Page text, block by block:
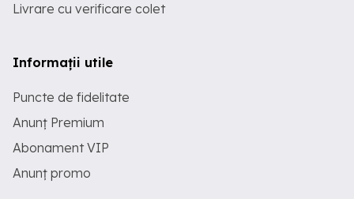
Livrare cu verificare colet
Informații utile
Puncte de fidelitate
Anunț Premium
Abonament VIP
Anunț promo